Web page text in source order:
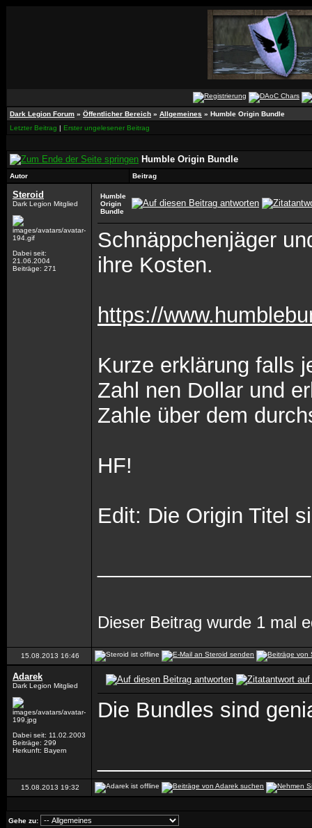
Dark Legion Forum » Öffentlicher Bereich » Allgemeines » Humble Origin Bundle
Letzter Beitrag | Erster ungelesener Beitrag
Humble Origin Bundle
Autor Beitrag
Steroid
Dark Legion Mitglied
Dabei seit:
21.06.2004
Beiträge: 271
Humble
Origin
Bundle
Schnäppchenjäger
ihre Kosten.
https://
Kurze erklärung falls
Zahl nen Dollar und
Zahle über dem
HF!
Edit: Die Origin Titel
Dieser Beitrag wurde 1 mal
15.08.2013 16:46
Adarek
Dark Legion Mitglied
Dabei seit: 11.02.2003
Beiträge: 299
Herkunft: Bayern
Die Bundles sind
15.08.2013 19:32
Gehe zu: